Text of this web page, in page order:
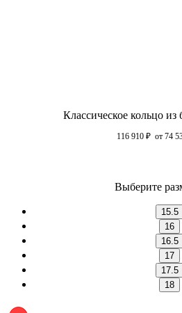
Классическое кольцо из
116 910 ₽ от 74
Выберите
15.5
16
16.5
17
17.5
18